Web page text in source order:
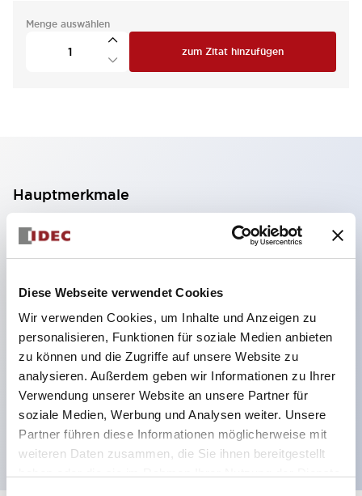
Diese Webseite verwendet Cookies
Wir verwenden Cookies, um Inhalte und Anzeigen zu
personalisieren, Funktionen für soziale Medien anbieten
zu können und die Zugriffe auf unsere Website zu
analysieren. Außerdem geben wir Informationen zu Ihrer
Verwendung unserer Website an unsere Partner für
soziale Medien, Werbung und Analysen weiter. Unsere
Partner führen diese Informationen möglicherweise mit
weiteren Daten zusammen, die Sie ihnen bereitgestellt
Menge auswählen
zum Zitat hinzufügen
Hauptmerkmale
2-Kontakt-Block mit 2 Stufen, ermöglicht eine 4-
Kontakt-Konfiguration (Gewährleistung der
Isolierung zwischen den 2 Kontakten).
59,9 mm (※ 22-stufiger Kontaktblock).
Platzsparendes Design möglich.
Sicherheitsstruktur der 3. Generation: 2-Aktions-
Freisetzung, integrierter Schutz, IP20-
Fingerschutzstruktur